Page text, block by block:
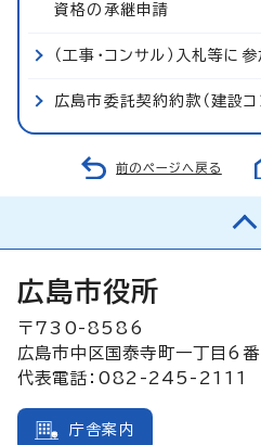
資格の承継申請
（工事・コンサル）入札等に
広島市委託契約約款（建設コ
前のページへ戻る
広島市役所
〒730-8586
広島市中区国泰寺町一丁目6
代表電話：082-245-2111
庁舎案内